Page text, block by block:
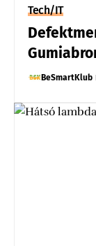
Tech/IT
BeSmartKlub